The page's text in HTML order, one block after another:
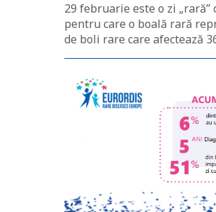
29 februarie este o zi
pentru care o boală rară
de boli rare care afectează